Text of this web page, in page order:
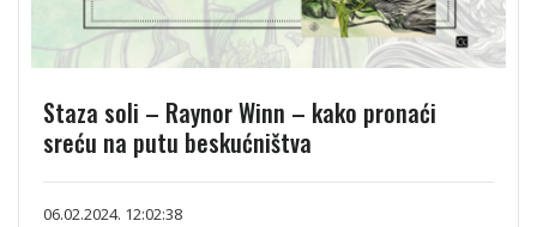
Staza soli – Raynor Winn – kako pronaći
sreću na putu beskućništva
06.02.2024. 12:02:38